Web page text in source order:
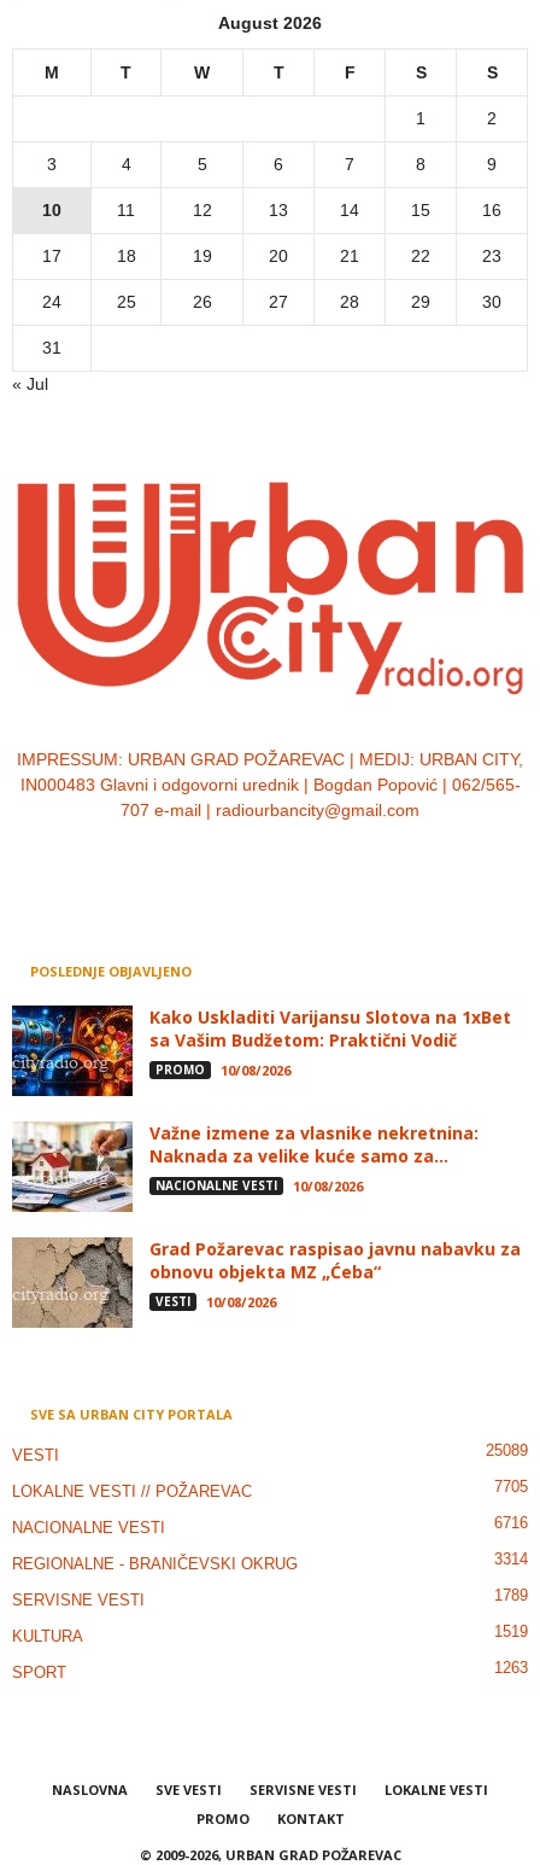
August 2026
M T W T F S S
1 2
3 4 5 6 7 8 9
10 11 12 13 14 15 16
17 18 19 20 21 22 23
24 25 26 27 28 29 30
31
« Jul
IMPRESSUM: URBAN GRAD POŽAREVAC | MEDIJ: URBAN CITY,
IN000483 Glavni i odgovorni urednik | Bogdan Popović | 062/565-
707 e-mail | radiourbancity@gmail.com
POSLEDNJE OBJAVLJENO
Kako Uskladiti Varijansu Slotova na 1xBet
sa Vašim Budžetom: Praktični Vodič
PROMO 10/08/2026
Važne izmene za vlasnike nekretnina:
Naknada za velike kuće samo za...
NACIONALNE VESTI 10/08/2026
Grad Požarevac raspisao javnu nabavku za
obnovu objekta MZ „Ćeba“
VESTI 10/08/2026
SVE SA URBAN CITY PORTALA
VESTI 25089
LOKALNE VESTI // POŽAREVAC 7705
NACIONALNE VESTI 6716
REGIONALNE - BRANIČEVSKI OKRUG 3314
SERVISNE VESTI 1789
KULTURA 1519
SPORT 1263
NASLOVNA SVE VESTI SERVISNE VESTI
LOKALNE VESTI
PROMO
KONTAKT
© 2009-2026, URBAN GRAD POŽAREVAC